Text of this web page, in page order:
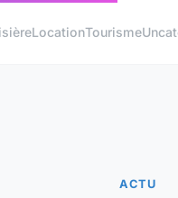
LocationTourisme
ACTU